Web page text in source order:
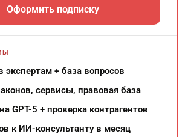
Оформить подписку
экспертам + база вопросов
сервисы, правовая база
GPT-5 + проверка контрагентов
к ИИ-консультанту в месяц